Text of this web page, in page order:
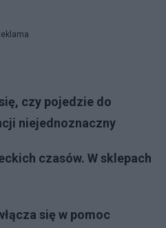
czy pojedzie do
niejednoznaczny
czasów. W sklepach
się w pomoc